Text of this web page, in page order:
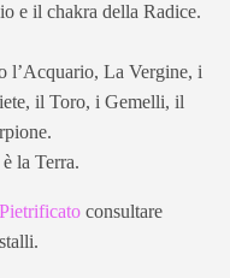
e il chakra della Radice.
l’Acquario, La Vergine, i
il Toro, i Gemelli, il
la Terra.
consultare